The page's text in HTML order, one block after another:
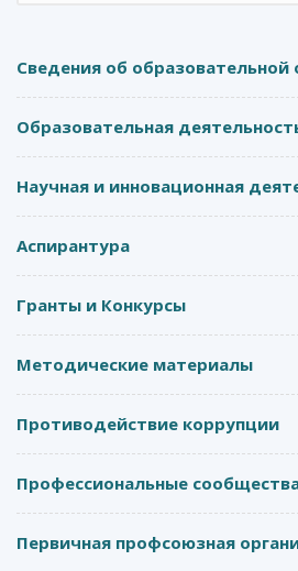
Сведения об образовательной
Образовательная
Научная и инновационная
Аспирантура
Гранты и Конкурсы
Методические материалы
Противодействие коррупции
Профессиональные
Первичная профсоюзная